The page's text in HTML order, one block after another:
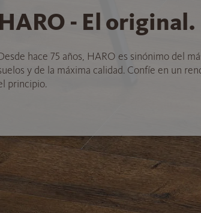
HARO - El original.
hace 75 años, HARO es sinónimo del
y de la máxima calidad. Confíe en un
principio.